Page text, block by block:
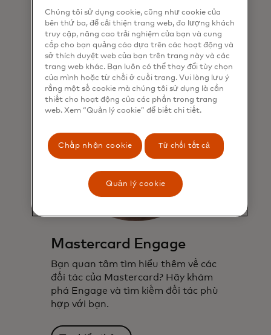
Mastercard Engage
Bạn quan tâm tìm hiểu thêm về các
đối tác của Mastercard? Hãy khám
phá Engage và tìm kiếm đối tác phù
hợp với bạn.
Chúng tôi sử dụng cookie, cũng như cookie của
bên thứ ba, để cải thiện trang web, đo lượng khách
truy cập, nâng cao trải nghiệm của bạn và cung
cấp cho bạn quảng cáo dựa trên các hoạt động và
sở thích duyệt web của bạn trên trang này và các
trang web khác. Bạn luôn có thể thay đổi tùy chọn
của mình hoặc từ chối ở cuối trang. Vui lòng lưu ý
rằng một số cookie mà chúng tôi sử dụng là cần
thiết cho hoạt động của các phần trong trang
web. Xem “Quản lý cookie” để biết chi tiết.
Chấp nhận cookie Từ chối tất cả
Quản lý cookie